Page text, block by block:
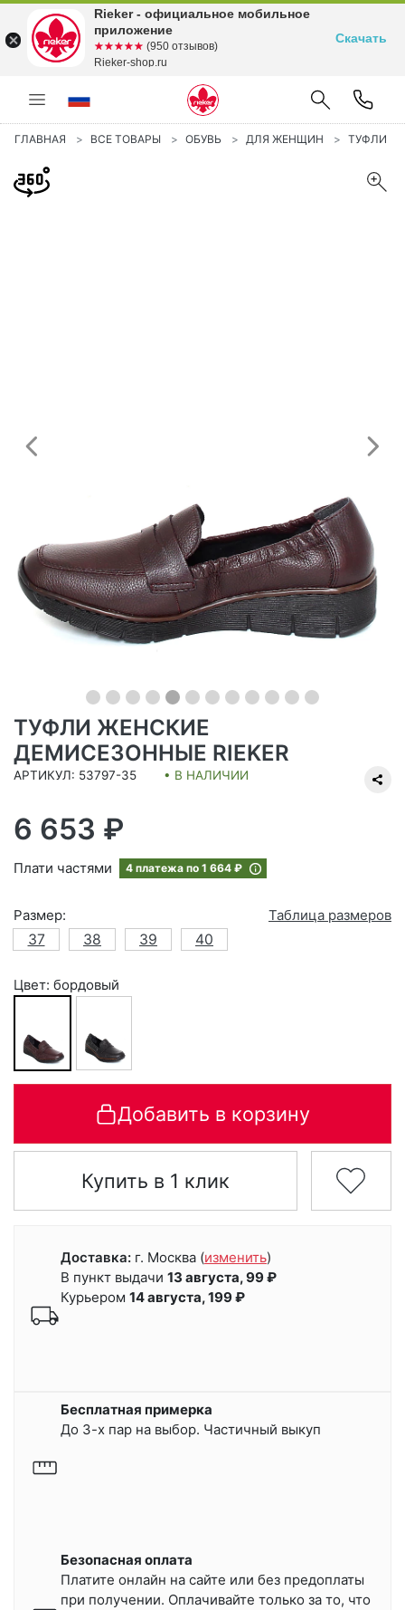
ГЛАВНАЯ ВСЕ ТОВАРЫ ОБУВЬ ДЛЯ ЖЕНЩИН ТУФЛИ
Предыдущий
ТУФЛИ ЖЕНСКИЕ
ДЕМИСЕЗОННЫЕ RIEKER
АРТИКУЛ: 53797-35 • В НАЛИЧИИ
6 653 ₽
Плати частями 4 платежа по 1 664 ₽
Размер:
Таблица размеров
37
38 39 40
Цвет: бордовый
Добавить в корзину
Купить в 1 клик
Доставка: г. Москва (изменить)
В пункт выдачи 13 августа, 99 ₽
Курьером 14 августа, 199 ₽
Бесплатная примерка
До 3-х пар на выбор. Частичный выкуп
Безопасная оплата
Платите онлайн на сайте или без предоплаты
при получении. Оплачивайте только за то, что
Rieker - официальное мобильное
приложение
☆☆☆☆☆
★★★★★ (950 отзывов)
Rieker-shop.ru
Скачать